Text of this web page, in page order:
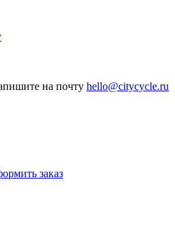
на почту hello@citycycle.ru
заказ